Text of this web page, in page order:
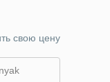
свою цену